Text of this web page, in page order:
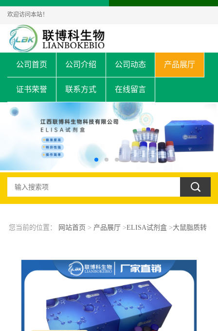
欢迎访问本站！
公司首页 公司介绍 公司动态 产品展厅
证书荣誉 联系方式 在线留言
您当前的位置： 网站首页 > 产品展厅 >ELISA试剂盒>大鼠脂质转